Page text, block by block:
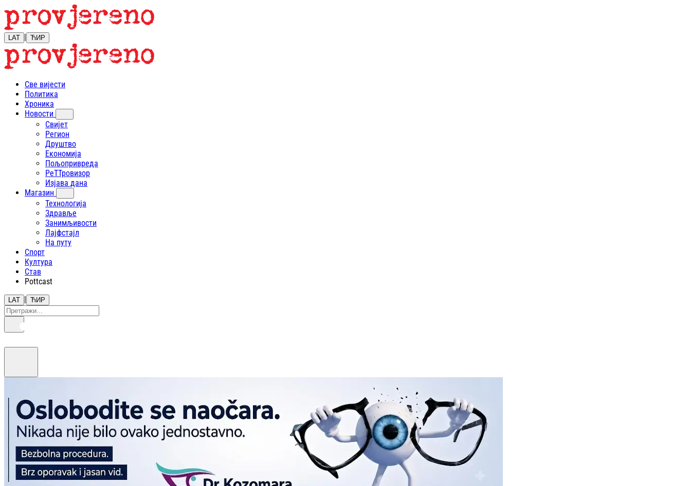
LAT | ЋИР
Све вијести
Политика
Хроника
Новости
Свијет
Регион
Друштво
Економија
Пољопривреда
РеТТровизор
Изјава дана
Магазин
Технологија
Здравље
Занимљивости
Лајфстajл
На путу
Спорт
Култура
Став
Pottcast
LAT | ЋИР